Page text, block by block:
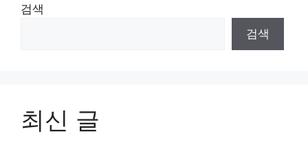
검색
검색
최신 글